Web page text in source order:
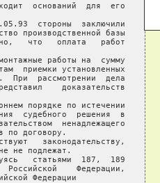
оснований  для  его
стороны  заключили
производственной базы
что   оплата   работ
работы на  сумму
приемки установленных
При  рассмотрении  дела
доказательств
порядке по истечении
судебного  решения  в
ненадлежащего
по договору.
законодательству,
не подлежат.
статьями  187,  189
Российской    Федерации,
Федерации